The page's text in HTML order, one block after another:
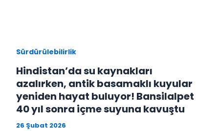
Sürdürülebilirlik
Hindistan’da su kaynakları
azalırken, antik basamaklı kuyular
yeniden hayat buluyor! Bansilalpet
40 yıl sonra içme suyuna kavuştu
26 Şubat 2026